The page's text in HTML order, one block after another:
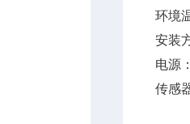
环境
安装
电源
传感